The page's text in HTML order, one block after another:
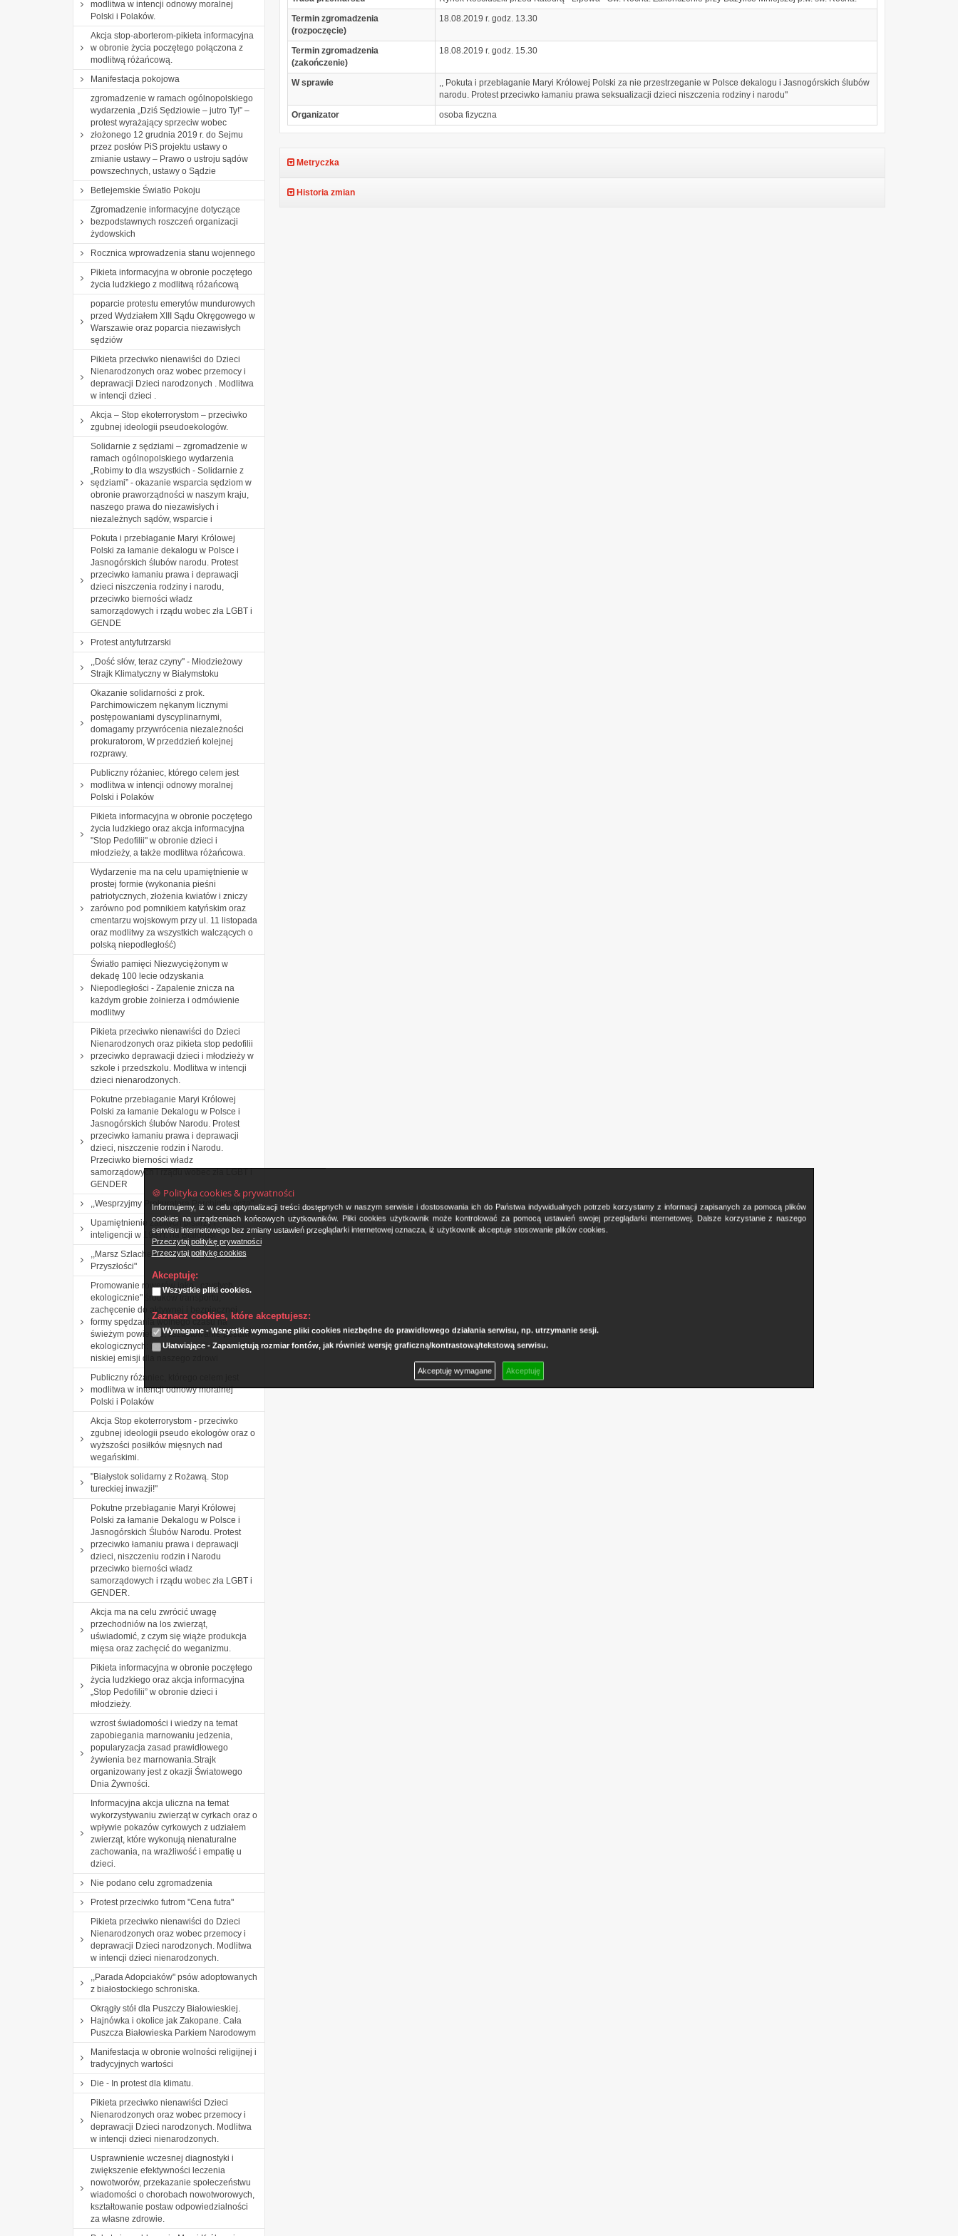
🍪 Polityka cookies & prywatności
Informujemy, iż w celu optymalizacji treści dostępnych w naszym serwisie i dostosowania ich do Państwa indywidualnych potrzeb korzystamy z informacji zapisanych za pomocą plików
cookies na urządzeniach końcowych użytkowników. Pliki cookies użytkownik może kontrolować za pomocą ustawień swojej przeglądarki internetowej. Dalsze korzystanie z naszego
serwisu internetowego bez zmiany ustawień przeglądarki internetowej oznacza, iż użytkownik akceptuje stosowanie plików cookies.
Przeczytaj politykę prywatności
Przeczytaj politykę cookies
Akceptuję:
Wszystkie pliki cookies.
Zaznacz cookies, które akceptujesz:
Wymagane - Wszystkie wymagane pliki cookies niezbędne do prawidłowego działania serwisu, np. utrzymanie sesji.
Ułatwiające - Zapamiętują rozmiar fontów, jak również wersję graficzną/kontrastową/tekstową serwisu.
Akceptuję wymagane Akceptuję
modlitwa w intencji odnowy moralnej
Polski i Polaków.
Akcja stop-aborterom-pikieta informacyjna
w obronie życia poczętego połączona z
modlitwą różańcową.
Manifestacja pokojowa
zgromadzenie w ramach ogólnopolskiego
wydarzenia „Dziś Sędziowie – jutro Ty!” –
protest wyrażający sprzeciw wobec
złożonego 12 grudnia 2019 r. do Sejmu
przez posłów PiS projektu ustawy o
zmianie ustawy – Prawo o ustroju sądów
powszechnych, ustawy o Sądzie
Betlejemskie Światło Pokoju
Zgromadzenie informacyjne dotyczące
bezpodstawnych roszczeń organizacji
żydowskich
Rocznica wprowadzenia stanu wojennego
Pikieta informacyjna w obronie poczętego
życia ludzkiego z modlitwą różańcową
poparcie protestu emerytów mundurowych
przed Wydziałem XIII Sądu Okręgowego w
Warszawie oraz poparcia niezawisłych
sędziów
Pikieta przeciwko nienawiści do Dzieci
Nienarodzonych oraz wobec przemocy i
deprawacji Dzieci narodzonych . Modlitwa
w intencji dzieci .
Akcja – Stop ekoterrorystom – przeciwko
zgubnej ideologii pseudoekologów.
Solidarnie z sędziami – zgromadzenie w
ramach ogólnopolskiego wydarzenia
„Robimy to dla wszystkich - Solidarnie z
sędziami” - okazanie wsparcia sędziom w
obronie praworządności w naszym kraju,
naszego prawa do niezawisłych i
niezależnych sądów, wsparcie i
Pokuta i przebłaganie Maryi Królowej
Polski za łamanie dekalogu w Polsce i
Jasnogórskich ślubów narodu. Protest
przeciwko łamaniu prawa i deprawacji
dzieci niszczenia rodziny i narodu,
przeciwko bierności władz
samorządowych i rządu wobec zła LGBT i
GENDE
Protest antyfutrzarski
,,Dość słów, teraz czyny'' - Młodzieżowy
Strajk Klimatyczny w Białymstoku
Okazanie solidarności z prok.
Parchimowiczem nękanym licznymi
postępowaniami dyscyplinarnymi,
domagamy przywrócenia niezależności
prokuratorom, W przeddzień kolejnej
rozprawy.
Publiczny różaniec, którego celem jest
modlitwa w intencji odnowy moralnej
Polski i Polaków
Pikieta informacyjna w obronie poczętego
życia ludzkiego oraz akcja informacyjna
"Stop Pedofilii" w obronie dzieci i
młodzieży, a także modlitwa różańcowa.
Wydarzenie ma na celu upamiętnienie w
prostej formie (wykonania pieśni
patriotycznych, złożenia kwiatów i zniczy
zarówno pod pomnikiem katyńskim oraz
cmentarzu wojskowym przy ul. 11 listopada
oraz modlitwy za wszystkich walczących o
polską niepodległość)
Światło pamięci Niezwyciężonym w
dekadę 100 lecie odzyskania
Niepodległości - Zapalenie znicza na
każdym grobie żołnierza i odmówienie
modlitwy
Pikieta przeciwko nienawiści do Dzieci
Nienarodzonych oraz pikieta stop pedofilii
przeciwko deprawacji dzieci i młodzieży w
szkole i przedszkolu. Modlitwa w intencji
dzieci nienarodzonych.
Pokutne przebłaganie Maryi Królowej
Polski za łamanie Dekalogu w Polsce i
Jasnogórskich ślubów Narodu. Protest
przeciwko łamaniu prawa i deprawacji
dzieci, niszczenie rodzin i Narodu.
Przeciwko bierności władz
samorządowych i rządu wobec zła LGBT i
GENDER
,,Wesprzyjmy Prokuratora Parchimowicza".
Upamiętnienie zabitych pisarzy i
inteligencji w 1937r. na Białorusi
,,Marsz Szlachetnej Paczki i Akademia
Przyszłości"
Promowanie rowerów jako ,,czystych
ekologicznie" środków transportu,
zachęcenie do aktywnej i bezpiecznej
formy spędzania wolnego czasu na
świeżym powietrzu, kształtowanie postaw
ekologicznych: rozumienia roli i znaczenia
niskiej emisji dla naszego zdrowi
Publiczny różaniec, którego celem jest
modlitwa w intencji odnowy moralnej
Polski i Polaków
Akcja Stop ekoterrorystom - przeciwko
zgubnej ideologii pseudo ekologów oraz o
wyższości posiłków mięsnych nad
wegańskimi.
"Białystok solidarny z Rożawą. Stop
tureckiej inwazji!"
Pokutne przebłaganie Maryi Królowej
Polski za łamanie Dekalogu w Polsce i
Jasnogórskich Ślubów Narodu. Protest
przeciwko łamaniu prawa i deprawacji
dzieci, niszczeniu rodzin i Narodu
przeciwko bierności władz
samorządowych i rządu wobec zła LGBT i
GENDER.
Akcja ma na celu zwrócić uwagę
przechodniów na los zwierząt,
uświadomić, z czym się wiąże produkcja
mięsa oraz zachęcić do weganizmu.
Pikieta informacyjna w obronie poczętego
życia ludzkiego oraz akcja informacyjna
„Stop Pedofilii” w obronie dzieci i
młodzieży.
wzrost świadomości i wiedzy na temat
zapobiegania marnowaniu jedzenia,
popularyzacja zasad prawidłowego
żywienia bez marnowania.Strajk
organizowany jest z okazji Światowego
Dnia Żywności.
Informacyjna akcja uliczna na temat
wykorzystywaniu zwierząt w cyrkach oraz o
wpływie pokazów cyrkowych z udziałem
zwierząt, które wykonują nienaturalne
zachowania, na wrażliwość i empatię u
dzieci.
Nie podano celu zgromadzenia
Protest przeciwko futrom "Cena futra"
Pikieta przeciwko nienawiści do Dzieci
Nienarodzonych oraz wobec przemocy i
deprawacji Dzieci narodzonych. Modlitwa
w intencji dzieci nienarodzonych.
,,Parada Adopciaków" psów adoptowanych
z białostockiego schroniska.
Okrągły stół dla Puszczy Białowieskiej.
Hajnówka i okolice jak Zakopane. Cała
Puszcza Białowieska Parkiem Narodowym
Manifestacja w obronie wolności religijnej i
tradycyjnych wartości
Die - In protest dla klimatu.
Pikieta przeciwko nienawiści Dzieci
Nienarodzonych oraz wobec przemocy i
deprawacji Dzieci narodzonych. Modlitwa
w intencji dzieci nienarodzonych.
Usprawnienie wczesnej diagnostyki i
zwiększenie efektywności leczenia
nowotworów, przekazanie społeczeństwu
wiadomości o chorobach nowotworowych,
kształtowanie postaw odpowiedzialności
za własne zdrowie.
Termin zgromadzenia
(rozpoczęcie)
18.08.2019 r. godz. 13.30
Termin zgromadzenia
(zakończenie)
18.08.2019 r. godz. 15.30
W sprawie
,, Pokuta i przebłaganie Maryi Królowej Polski za nie przestrzeganie w Polsce dekalogu i Jasnogórskich ślubów
narodu. Protest przeciwko łamaniu prawa seksualizacji dzieci niszczenia rodziny i narodu"
Organizator
osoba fizyczna
Metryczka
Historia zmian